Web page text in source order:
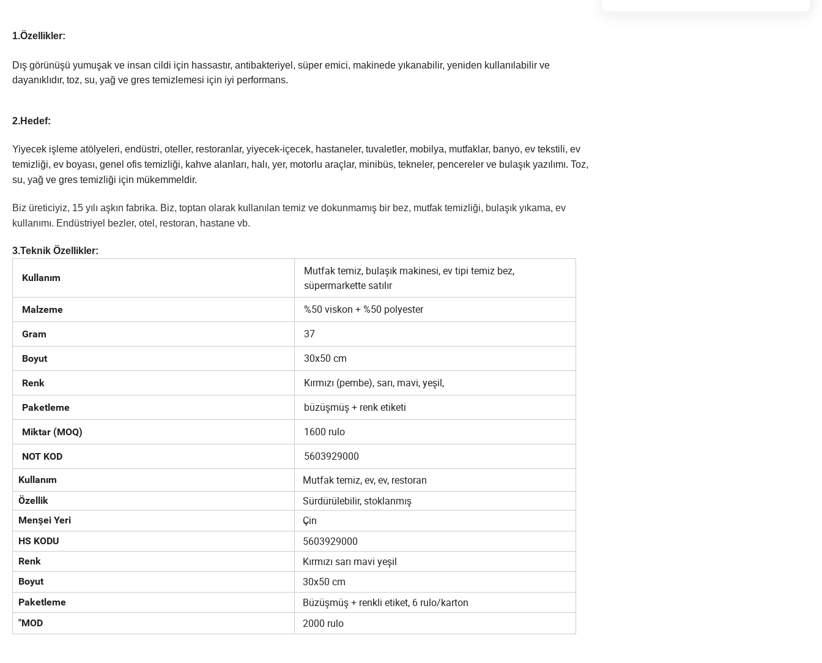
1.Özellikler:
Dış görünüşü yumuşak ve insan cildi için hassastır, antibakteriyel, süper emici, makinede yıkanabilir, yeniden kullanılabilir ve
dayanıklıdır, toz, su, yağ ve gres temizlemesi için iyi performans.
2.Hedef:
Yiyecek işleme atölyeleri, endüstri, oteller, restoranlar, yiyecek-içecek, hastaneler, tuvaletler, mobilya, mutfaklar, banyo, ev tekstili, ev
temizliği, ev boyası, genel ofis temizliği, kahve alanları, halı, yer, motorlu araçlar, minibüs, tekneler, pencereler ve bulaşık yazılımı. Toz,
su, yağ ve gres temizliği için mükemmeldir.
Biz üreticiyiz, 15 yılı aşkın fabrika. Biz, toptan olarak kullanılan temiz ve dokunmamış bir bez, mutfak temizliği, bulaşık yıkama, ev
kullanımı. Endüstriyel bezler, otel, restoran, hastane vb.
3.Teknik Özellikler:
Kullanım
Mutfak temiz, bulaşık makinesi, ev tipi temiz bez,
süpermarkette satılır
Malzeme %50 viskon + %50 polyester
Gram 37
Boyut 30x50 cm
Renk Kırmızı (pembe), sarı, mavi, yeşil,
Paketleme büzüşmüş + renk etiketi
Miktar (MOQ) 1600 rulo
NOT KOD 5603929000
Kullanım Mutfak temiz, ev, ev, restoran
Özellik Sürdürülebilir, stoklanmış
Menşei Yeri Çin
HS KODU 5603929000
Renk Kırmızı sarı mavi yeşil
Boyut 30x50 cm
Paketleme Büzüşmüş + renkli etiket, 6 rulo/karton
"MOD 2000 rulo